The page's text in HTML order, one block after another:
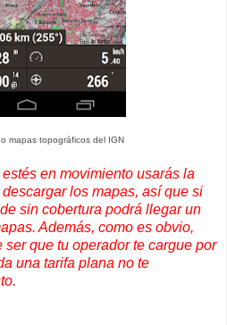
mapas topográficos del IGN
en movimiento usarás la
los mapas, así que si
sin cobertura podrá llegar un
Además, como es obvio,
que tu operador te cargue por
una tarifa plana no te